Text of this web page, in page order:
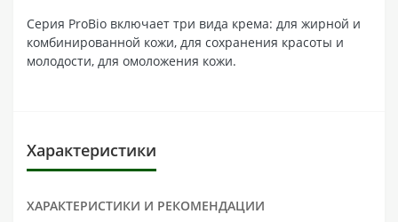
Серия ProBio включает три вида крема: для жирной и
комбинированной кожи, для сохранения красоты и
молодости, для омоложения кожи.
Характеристики
ХАРАКТЕРИСТИКИ И РЕКОМЕНДАЦИИ